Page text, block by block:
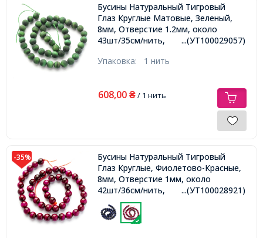
Бусины Натуральный Тигровый
Глаз Круглые Матовые, Зеленый,
8мм, Отверстие 1.2мм, около
43шт/35см/нить,
...(УТ100029057)
Упаковка: 1 нить
608,00 ₴/ 1 нить
-35%
Бусины Натуральный Тигровый
Глаз Круглые, Фиолетово-Красные,
8мм, Отверстие 1мм, около
42шт/36см/нить,
...(УТ100028921)